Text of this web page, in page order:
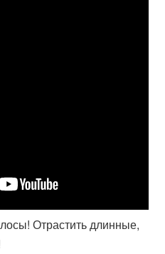
Отрастить длинные,